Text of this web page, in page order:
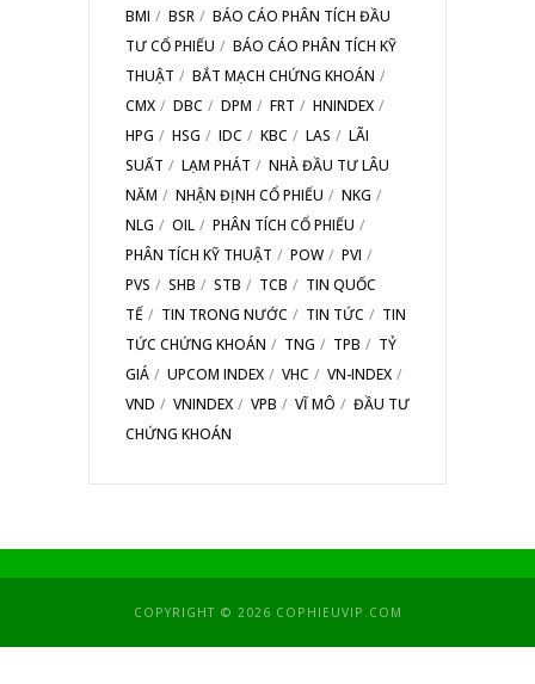
BMI BSR
BÁO CÁO PHÂN TÍCH ĐẦU
TƯ CỔ PHIẾU
BÁO CÁO PHÂN TÍCH KỸ
THUẬT
BẮT MẠCH CHỨNG KHOÁN
CMX
DBC DPM FRT
HNINDEX
HPG
HSG IDC KBC LAS
LÃI
SUẤT
LẠM PHÁT
NHÀ ĐẦU TƯ LÂU
NĂM
NHẬN ĐỊNH CỔ PHIẾU
NKG
NLG
OIL
PHÂN TÍCH CỔ PHIẾU
PHÂN TÍCH KỸ THUẬT
POW
PVI
PVS
SHB STB TCB
TIN QUỐC
TẾ
TIN TRONG NƯỚC TIN TỨC
TIN
TỨC CHỨNG KHOÁN
TNG TPB
TỶ
GIÁ
UPCOM INDEX VHC
VN-INDEX
VND
VNINDEX VPB VĨ MÔ
ĐẦU TƯ
CHỨNG KHOÁN
COPYRIGHT © 2026 COPHIEUVIP.COM